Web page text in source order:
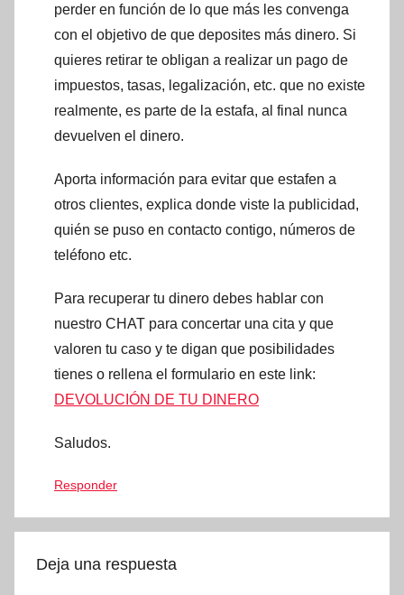
perder en función de lo que más les convenga
con el objetivo de que deposites más dinero. Si
quieres retirar te obligan a realizar un pago de
impuestos, tasas, legalización, etc. que no existe
realmente, es parte de la estafa, al final nunca
devuelven el dinero.
Aporta información para evitar que estafen a
otros clientes, explica donde viste la publicidad,
quién se puso en contacto contigo, números de
teléfono etc.
Para recuperar tu dinero debes hablar con
nuestro CHAT para concertar una cita y que
valoren tu caso y te digan que posibilidades
tienes o rellena el formulario en este link:
DEVOLUCIÓN DE TU DINERO
Saludos.
Responder
Deja una respuesta